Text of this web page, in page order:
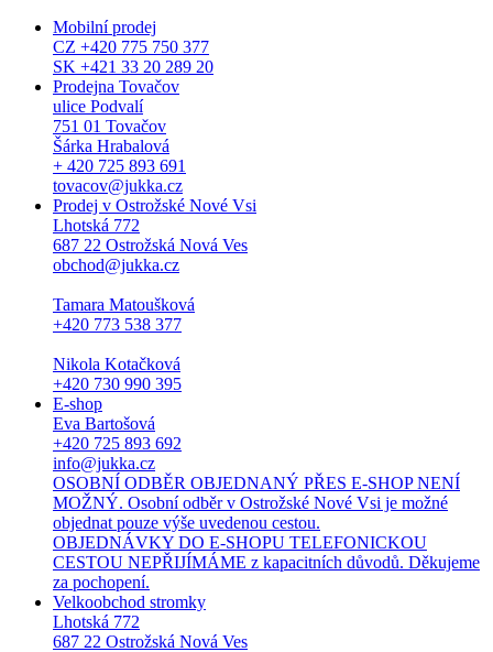
Mobilní prodej
CZ +420 775 750 377
SK +421 33 20 289 20
Prodejna Tovačov
ulice Podvalí
751 01 Tovačov
Šárka Hrabalová
+ 420 725 893 691
tovacov@jukka.cz
Prodej v Ostrožské Nové Vsi
Lhotská 772
687 22 Ostrožská Nová Ves
obchod@jukka.cz
Tamara Matoušková
+420 773 538 377
Nikola Kotačková
+420 730 990 395
E-shop
Eva Bartošová
+420 725 893 692
info@jukka.cz
OSOBNÍ ODBĚR OBJEDNANÝ PŘES E-SHOP NENÍ
MOŽNÝ. Osobní odběr v Ostrožské Nové Vsi je možné
objednat pouze výše uvedenou cestou.
OBJEDNÁVKY DO E-SHOPU TELEFONICKOU
CESTOU NEPŘIJÍMÁME z kapacitních důvodů. Děkujeme
za pochopení.
Velkoobchod stromky
Lhotská 772
687 22 Ostrožská Nová Ves